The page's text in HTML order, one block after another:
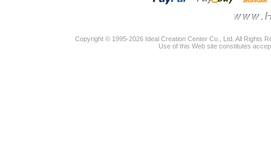
Copyright © 1995-2026 Ideal Creation Center Co., Ltd. All Rights
Use of this Web site constitutes